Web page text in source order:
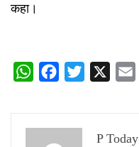
कहा।
WhatsAppFacebook
Twitter
P Today